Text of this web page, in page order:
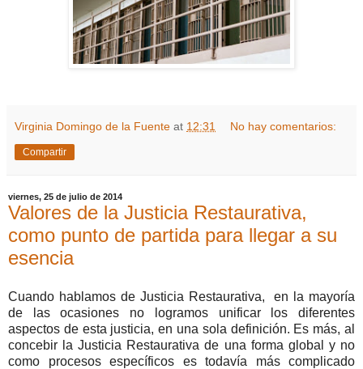
Virginia Domingo de la Fuente at 12:31 No hay comentarios:
Compartir
viernes, 25 de julio de 2014
Valores de la Justicia Restaurativa,
como punto de partida para llegar a su
esencia
Cuando hablamos de Justicia Restaurativa, en la mayoría
de las ocasiones no logramos unificar los diferentes
aspectos de esta justicia, en una sola definición. Es más, al
concebir la Justicia Restaurativa de una forma global y no
como procesos específicos es todavía más complicado